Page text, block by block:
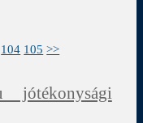
104 105 >>
jótékonysági